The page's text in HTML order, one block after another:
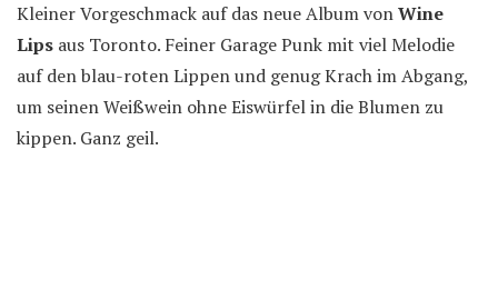
Kleiner Vorgeschmack auf das neue Album vonWine
Lips aus Toronto. Feiner Garage Punk mit viel Melodie
auf den blau-roten Lippen und genug Krach im Abgang,
um seinen Weißwein ohne Eiswürfel in die Blumen zu
kippen. Ganz geil.